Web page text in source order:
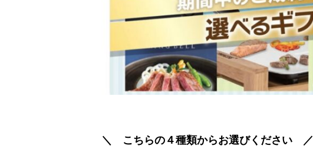
＼ こちらの４種類からお選びください ／